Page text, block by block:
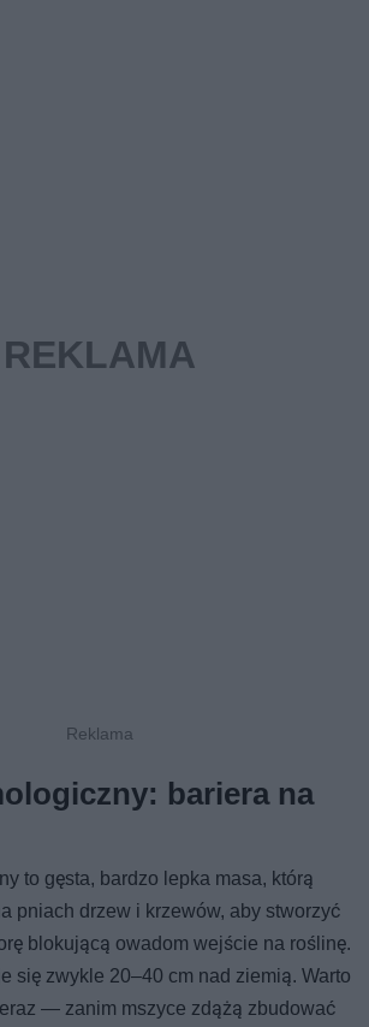
bariera na
to gęsta, bardzo lepka masa, którą
pniach drzew i krzewów, aby stworzyć
blokującą owadom wejście na roślinę.
się zwykle 20–40 cm nad ziemią. Warto
— zanim mszyce zdążą zbudować